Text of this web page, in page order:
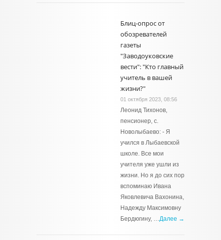
Блиц-опрос от
обозревателей
газеты
"Заводоуковские
вести": "Кто главный
учитель в вашей
жизни?"
01 октября 2023, 08:56
Леонид Тихонов,
пенсионер, с.
Новолыбаево: - Я
учился в Лыбаевской
школе. Все мои
учителя уже ушли из
жизни. Но я до сих пор
вспоминаю Ивана
Яковлевича Вахонина,
Надежду Максимовну
Бердюгину, …Далее →